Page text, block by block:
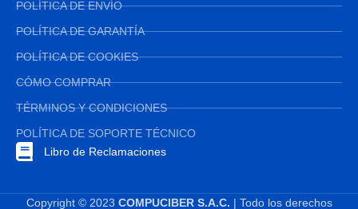
POLÍTICA DE ENVÍO
POLÍTICA DE GARANTÍA
POLÍTICA DE COOKIES
CÓMO COMPRAR
TÉRMINOS Y CONDICIONES
POLÍTICA DE SOPORTE TÉCNICO
Libro de Reclamaciones
Copyright © 2023 COMPUCIBER S.A.C. | Todo los derechos